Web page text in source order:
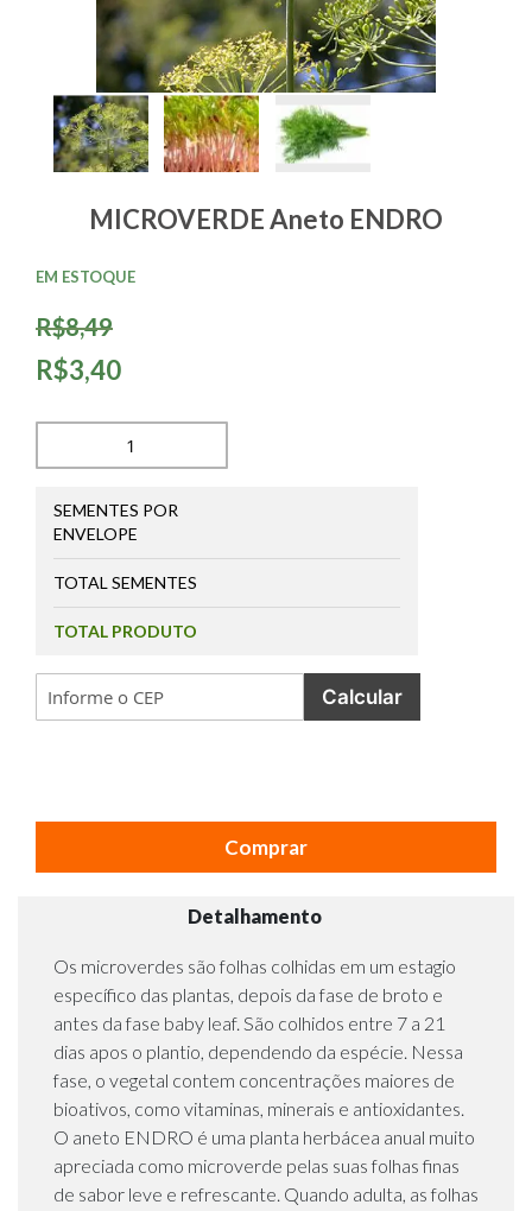
MICROVERDE Aneto ENDRO
R$8,49
R$3,40
EM ESTOQUE
SEMENTES POR
ENVELOPE
TOTAL SEMENTES
TOTAL PRODUTO
Calcular
Comprar
Detalhamento
Os microverdes são folhas colhidas em um estagio
específico das plantas, depois da fase de broto e
antes da fase baby leaf. São colhidos entre 7 a 21
dias apos o plantio, dependendo da espécie. Nessa
fase, o vegetal contem concentrações maiores de
bioativos, como vitaminas, minerais e antioxidantes.
O aneto ENDRO é uma planta herbácea anual muito
apreciada como microverde pelas suas folhas finas
de sabor leve e refrescante. Quando adulta, as folhas